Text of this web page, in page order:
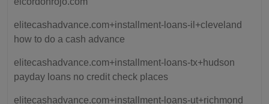
elitecashadvance.com+installment-loans-il+cleveland
how to do a cash advance
elitecashadvance.com+installment-loans-tx+hudson
payday loans no credit check places
elitecashadvance.com+installment-loans-ut+richmond